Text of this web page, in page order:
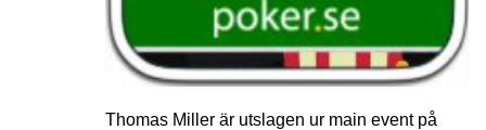
Thomas Miller är utslagen ur main event på